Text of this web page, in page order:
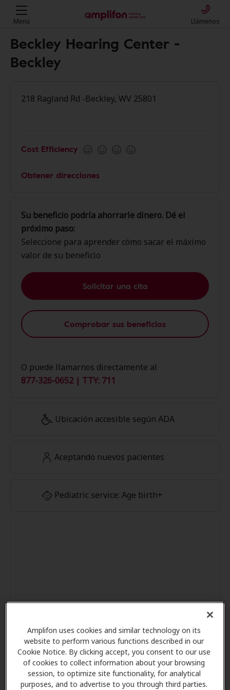
Amplifon uses cookies and similar technology on its
website to perform various functions described in our
Cookie Notice. By clicking accept, you consent to our use
of cookies to collect information about your browsing
session, to optimize site functionality, for analytical
purposes, and to advertise to you through third parties.
Menú Llámenos
Beckley Hearing Center -
Beckley
218 Ragland Rd -Beckley, WV 25801
Cost Efficiency
Obtener direcciones
Su beneficio podría ahorrarle dinero. Dé el
próximo paso:
Seleccione para aprender cómo sacar el máximo
valor de su beneficio
Solicitar una cita
Comprobar sus beneficios
O puede llamarnos directamente al
877-326-0652 | TTY: 711
Ubicación accesible según ADA
Aceptando nuevos pacientes
Pediatric service: Age birth+